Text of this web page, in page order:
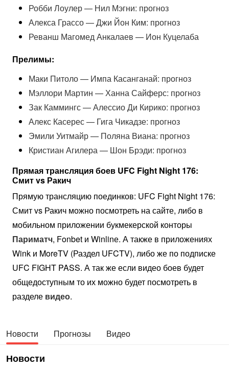
Робби Лоулер — Нил Мэгни: прогноз
Алекса Грассо — Джи Йон Ким: прогноз
Реванш Магомед Анкалаев — Ион Куцелаба
Прелимы:
Маки Питоло — Импа Касанганай: прогноз
Мэллори Мартин — Ханна Сайферс: прогноз
Зак Каммингс — Алессио Ди Кирико: прогноз
Алекс Касерес — Гига Чикадзе: прогноз
Эмили Уитмайр — Поляна Виана: прогноз
Кристиан Агилера — Шон Брэди: прогноз
Прямая трансляция боев UFC Fight Night 176:
Смит vs Ракич
Прямую трансляцию поединков: UFC Fight Night 176:
Смит vs Ракич можно посмотреть на сайте, либо в
мобильном приложении букмекерской конторы
Париматч, Fonbet и Winlinе. А также в приложениях
Wink и MoreTV (Раздел UFCTV), либо же по подписке
UFC FIGHT PASS. А так же если видео боев будет
общедоступным то их можно будет посмотреть в
разделе видео.
Новости Прогнозы Видео
Новости